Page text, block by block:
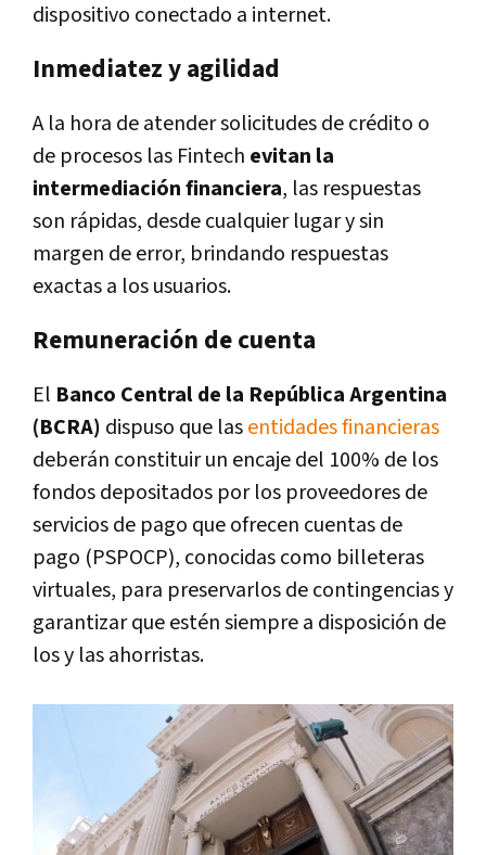
dispositivo conectado a internet.
Inmediatez y agilidad
A la hora de atender solicitudes de crédito o
de procesos las Fintech evitan la
intermediación financiera, las respuestas
son rápidas, desde cualquier lugar y sin
margen de error, brindando respuestas
exactas a los usuarios.
Remuneración de cuenta
El Banco Central de la República Argentina
(BCRA) dispuso que lasentidades financieras
deberán constituir un encaje del 100% de los
fondos depositados por los proveedores de
servicios de pago que ofrecen cuentas de
pago (PSPOCP), conocidas como billeteras
virtuales, para preservarlos de contingencias y
garantizar que estén siempre a disposición de
los y las ahorristas.